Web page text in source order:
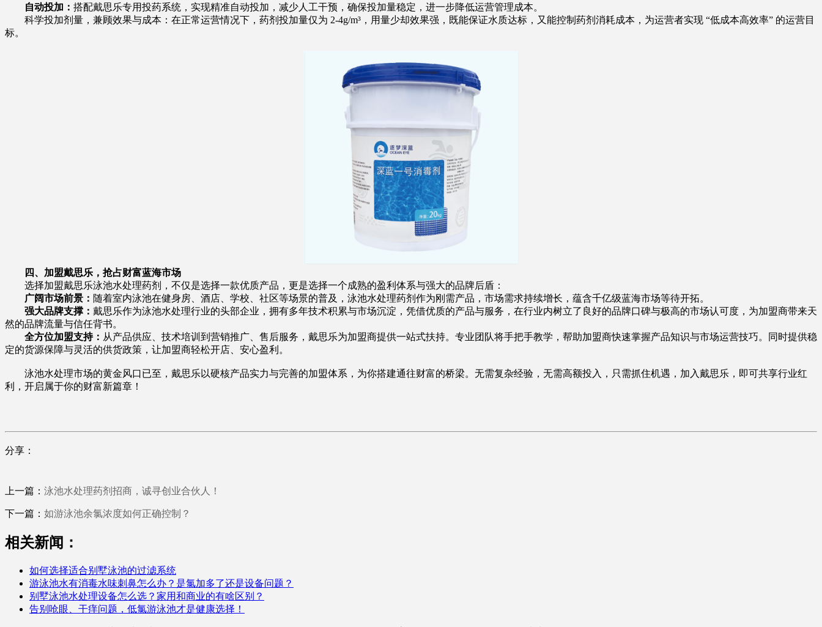
自动投加： 搭配戴思乐专用投药系统，实现精准自动投加，减少人工干预，确保投加量稳定，进一步降低运营管理成本。
科学投加剂量，兼顾效果与成本：在正常运营情况下，药剂投加量仅为 2-4g/m³，用量少却效果强，既能保证水质达标，又能控制药剂消耗成本，为运营者实现 “低成本高效率” 的运营目
标。
四、加盟戴思乐，抢占财富蓝海市场
选择加盟戴思乐泳池水处理药剂，不仅是选择一款优质产品，更是选择一个成熟的盈利体系与强大的品牌后盾：
广阔市场前景： 随着室内泳池在健身房、酒店、学校、社区等场景的普及，泳池水处理药剂作为刚需产品，市场需求持续增长，蕴含千亿级蓝海市场等待开拓。
强大品牌支撑： 戴思乐作为泳池水处理行业的头部企业，拥有多年技术积累与市场沉淀，凭借优质的产品与服务，在行业内树立了良好的品牌口碑与极高的市场认可度，为加盟商带来天
然的品牌流量与信任背书。
全方位加盟支持： 从产品供应、技术培训到营销推广、售后服务，戴思乐为加盟商提供一站式扶持。专业团队将手把手教学，帮助加盟商快速掌握产品知识与市场运营技巧。同时提供稳
定的货源保障与灵活的供货政策，让加盟商轻松开店、安心盈利。
泳池水处理市场的黄金风口已至，戴思乐以硬核产品实力与完善的加盟体系，为你搭建通往财富的桥梁。无需复杂经验，无需高额投入，只需抓住机遇，加入戴思乐，即可共享行业红
利，开启属于你的财富新篇章！
分享：
上一篇： 泳池水处理药剂招商，诚寻创业合伙人！
下一篇： 如游泳池余氯浓度如何正确控制？
相关新闻：
如何选择适合别墅泳池的过滤系统
游泳池水有消毒水味刺鼻怎么办？是氯加多了还是设备问题？
别墅泳池水处理设备怎么选？家用和商业的有啥区别？
告别呛眼、干痒问题，低氯游泳池才是健康选择！